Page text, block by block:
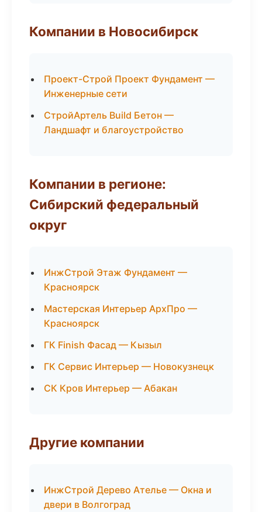
Компании в Новосибирск
Проект-Строй Проект Фундамент —
Инженерные сети
СтройАртель Build Бетон —
Ландшафт и благоустройство
Компании в регионе:
Сибирский федеральный
округ
ИнжСтрой Этаж Фундамент —
Красноярск
Мастерская Интерьер АрхПро —
Красноярск
ГК Finish Фасад — Кызыл
ГК Сервис Интерьер — Новокузнецк
СК Кров Интерьер — Абакан
Другие компании
ИнжСтрой Дерево Ателье — Окна и
двери в Волгоград